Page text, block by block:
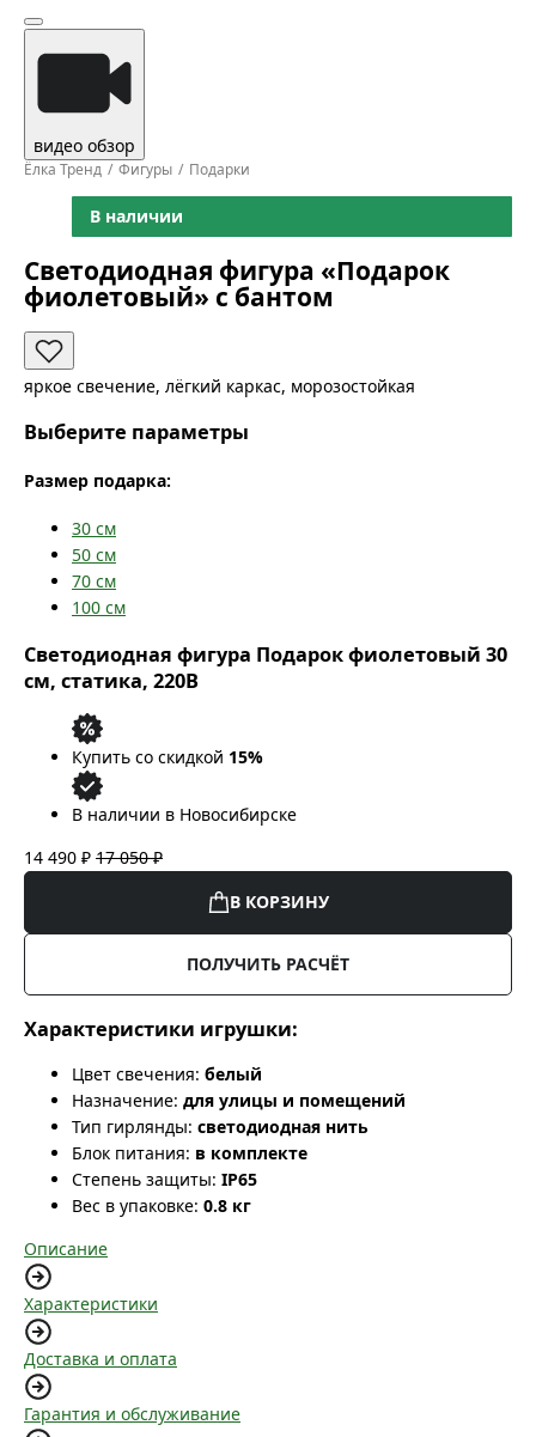
видео обзор
Ёлка Тренд Фигуры Подарки
В наличии
Светодиодная фигура «Подарок
фиолетовый» с бантом
яркое свечение, лёгкий каркас, морозостойкая
Выберите параметры
Размер подарка:
30 см
50 см
70 см
100 см
Светодиодная фигура Подарок фиолетовый 30
см, статика, 220В
Купить со скидкой 15%
В наличии в Новосибирске
14 490 ₽ 17 050 ₽
В КОРЗИНУ
ПОЛУЧИТЬ РАСЧЁТ
Характеристики игрушки:
Цвет свечения: белый
Назначение: для улицы и помещений
Тип гирлянды: светодиодная нить
Блок питания: в комплекте
Степень защиты: IP65
Вес в упаковке: 0.8 кг
Описание
Характеристики
Доставка и оплата
Гарантия и обслуживание